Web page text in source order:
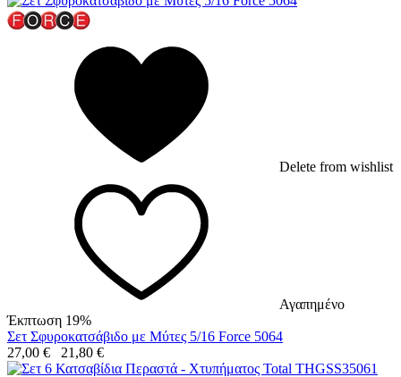
Delete from wishlist
Αγαπημένο
Έκπτωση 19%
Σετ Σφυροκατσάβιδο με Μύτες 5/16 Force 5064
27,00 € 21,80 €